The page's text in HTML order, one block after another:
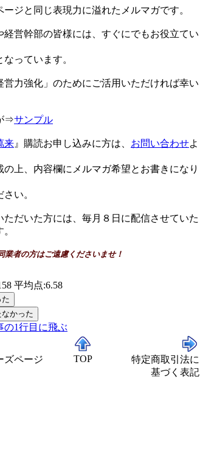
ージと同じ表現力に溢れたメルマガです。
経営幹部の皆様には、すぐにでもお役立てい
なっています。
営力強化」のためにご活用いただければ幸い
⇒サンプル
来 』購読お申し込みに方は、 お問い合わせよ
の上、内容欄にメルマガ希望とお書きになり
い。
ただいた方には、毎月８日に配信させていた
業者の方はご遠慮くださいませ！
平均点:6.58
の1行目に飛ぶ
ズページ TOP
特定商取引法に
基づく表記